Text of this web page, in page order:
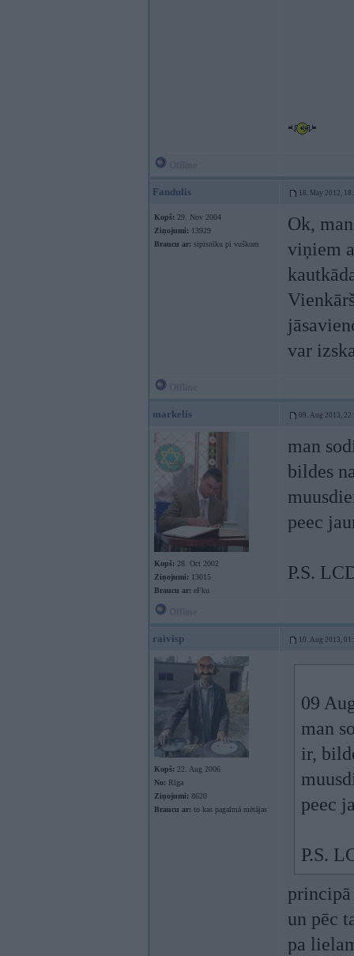
Fandulis 18. May 2012,
Kopš: 29. Nov 2004
Ziņojumi: 13929
Braucu ar: sipisnīku pi vuškom
Ok,
viņiem
var
markelis 09. Aug 2013,
Kopš: 28. Oct 2002
Ziņojumi: 13015
Braucu ar: eFku
man
bildes
peec
P.S.
raivisp 10. Aug 2013,
Kopš: 22. Aug 2006
No: Rīga
Ziņojumi: 8620
Braucu ar: to kas pagalmā mētājas
09
man
ir,
peec
P.S.
un pēc
pa